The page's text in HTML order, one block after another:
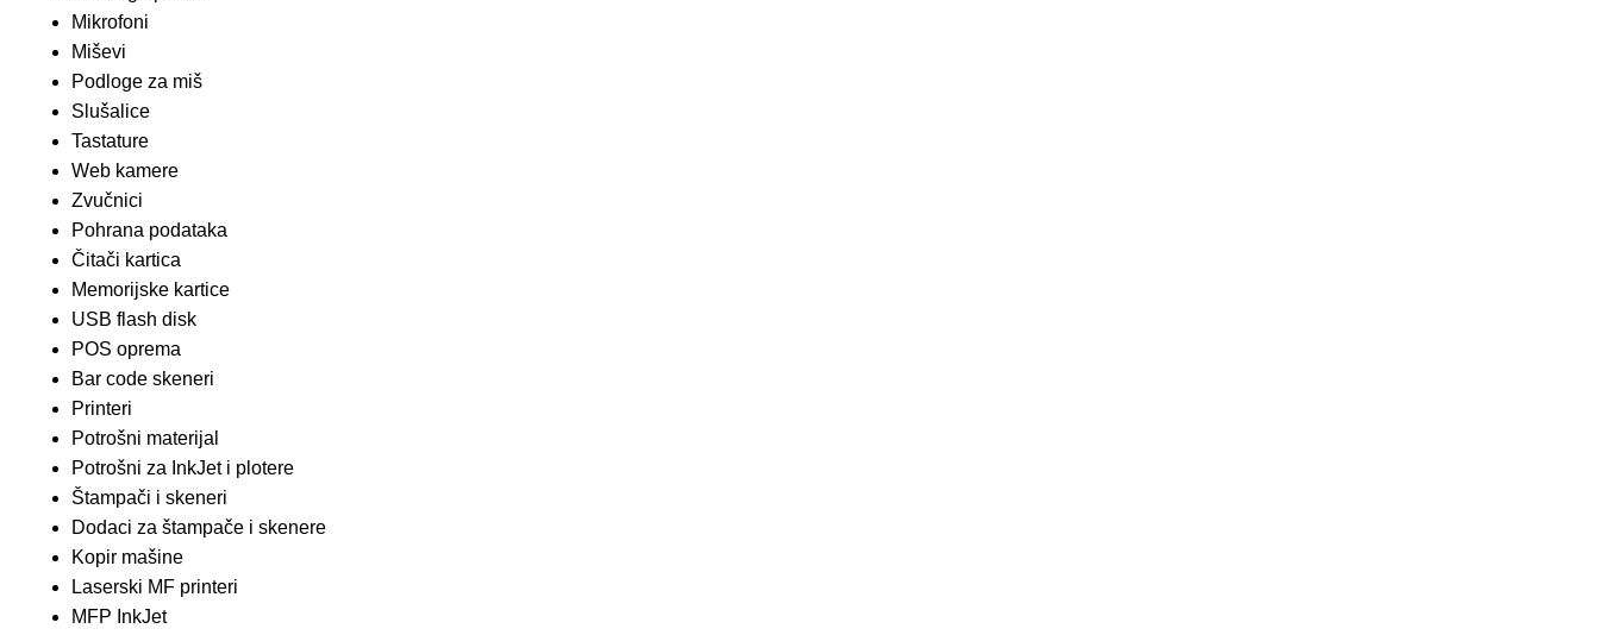
Mikrofoni
Miševi
Podloge za miš
Slušalice
Tastature
Web kamere
Zvučnici
Pohrana podataka
Čitači kartica
Memorijske kartice
USB flash disk
POS oprema
Bar code skeneri
Printeri
Potrošni materijal
Potrošni za InkJet i plotere
Štampači i skeneri
Dodaci za štampače i skenere
Kopir mašine
Laserski MF printeri
MFP InkJet